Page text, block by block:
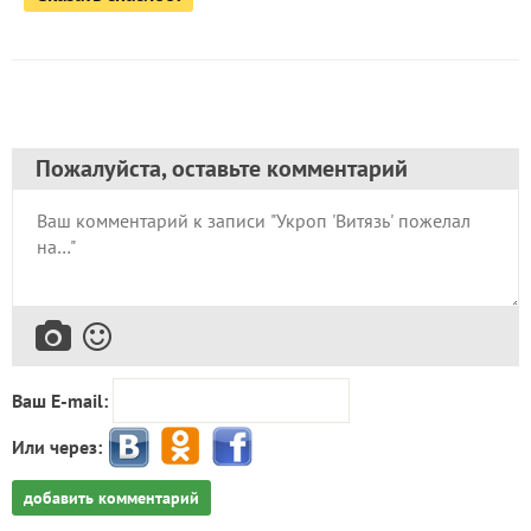
Пожалуйста, оставьте комментарий
Ваш E-mail:
Или через:
добавить комментарий